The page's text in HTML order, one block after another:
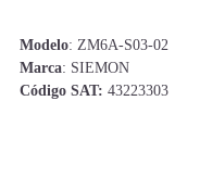
Modelo: ZM6A-S03-02
Marca: SIEMON
Código SAT: 43223303